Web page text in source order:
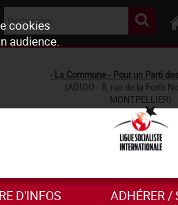
cookies
audience.
- La Commune - Pour un Parti
(ADIDO - 8, rue de la Forêt
MONTPELLIER)
D'INFOS ADHÉRER /